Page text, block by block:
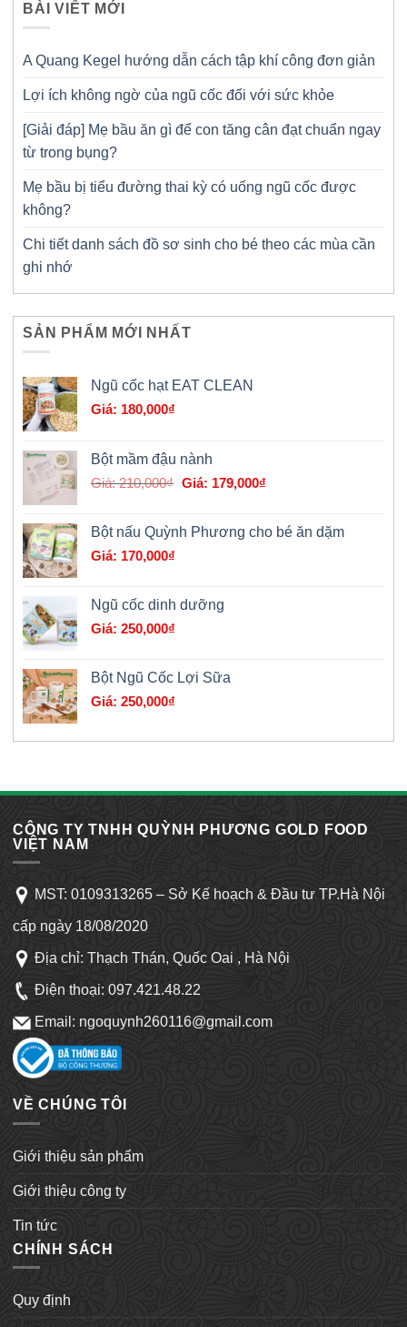
BÀI VIẾT MỚI
A Quang Kegel hướng dẫn cách tập khí công đơn giản
Lợi ích không ngờ của ngũ cốc đối với sức khỏe
[Giải đáp] Mẹ bầu ăn gì để con tăng cân đạt chuẩn ngay
từ trong bụng?
Mẹ bầu bị tiểu đường thai kỳ có uống ngũ cốc được
không?
Chi tiết danh sách đồ sơ sinh cho bé theo các mùa cần
ghi nhớ
SẢN PHẨM MỚI NHẤT
Ngũ cốc hạt EAT CLEAN
180,000₫
Bột mầm đậu nành
210,000₫ Giá
210,000₫.
179,000₫Giá
là:
Bột nấu Quỳnh Phương cho bé ăn dặm
170,000₫
Ngũ cốc dinh dưỡng
250,000₫
Bột Ngũ Cốc Lợi Sữa
250,000₫
CÔNG TY TNHH QUỲNH PHƯƠNG GOLD FOOD
VIỆT NAM
MST: 0109313265 – Sở Kế hoạch & Đầu tư TP.Hà Nội
cấp ngày 18/08/2020
Địa chỉ: Thạch Thán, Quốc Oai , Hà Nội
Điện thoại: 097.421.48.22
Email: ngoquynh260116@gmail.com
VỀ CHÚNG TÔI
Giới thiệu sản phẩm
Giới thiệu công ty
Tin tức
CHÍNH SÁCH
Quy định